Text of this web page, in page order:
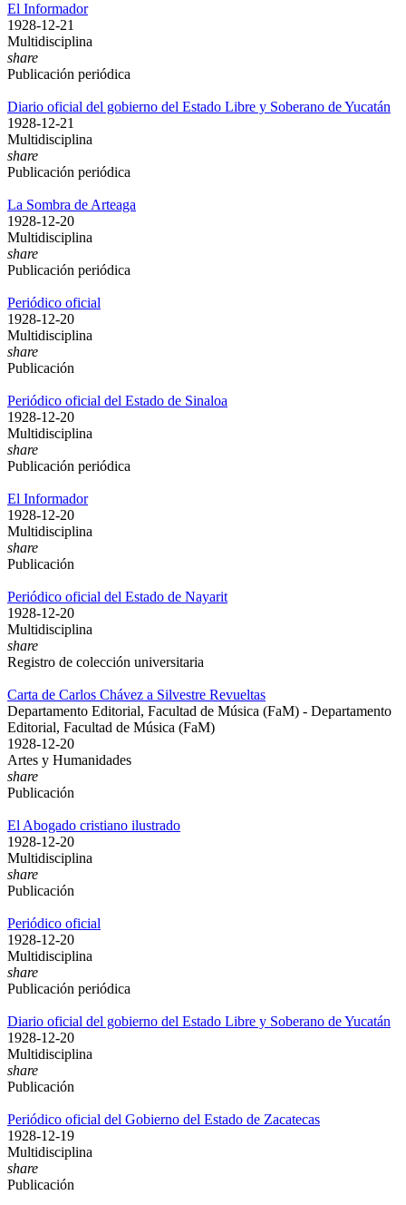
El Informador
1928-12-21
Multidisciplina
share
Publicación periódica
Diario oficial del gobierno del Estado Libre y Soberano de Yucatán
1928-12-21
Multidisciplina
share
Publicación periódica
La Sombra de Arteaga
1928-12-20
Multidisciplina
share
Publicación periódica
Periódico oficial
1928-12-20
Multidisciplina
share
Publicación
Periódico oficial del Estado de Sinaloa
1928-12-20
Multidisciplina
share
Publicación periódica
El Informador
1928-12-20
Multidisciplina
share
Publicación
Periódico oficial del Estado de Nayarit
1928-12-20
Multidisciplina
share
Registro de colección universitaria
Carta de Carlos Chávez a Silvestre Revueltas
Departamento Editorial, Facultad de Música (FaM) - Departamento
Editorial, Facultad de Música (FaM)
1928-12-20
Artes y Humanidades
share
Publicación
El Abogado cristiano ilustrado
1928-12-20
Multidisciplina
share
Publicación
Periódico oficial
1928-12-20
Multidisciplina
share
Publicación periódica
Diario oficial del gobierno del Estado Libre y Soberano de Yucatán
1928-12-20
Multidisciplina
share
Publicación
Periódico oficial del Gobierno del Estado de Zacatecas
1928-12-19
Multidisciplina
share
Publicación